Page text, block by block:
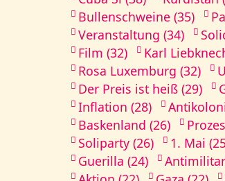
Bullenschweine (35)
Veranstaltung (34)
Film (32)
Karl
Rosa Luxemburg (32)
Der Preis ist heiß (29)
Inflation (28)
Baskenland (26)
Soliparty (26)
1. Mai
Guerilla (24)